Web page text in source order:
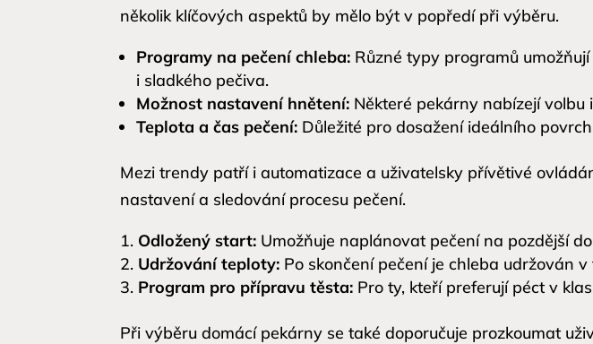
několik klíčových aspektů by mělo být v popředí při výběru.
Programy na pečení chleba: Různé typy programů
i sladkého pečiva.
Možnost nastavení hnětení: Některé pekárny nabízejí
Teplota a čas pečení: Důležité pro dosažení ideálního
Mezi trendy patří i automatizace a uživatelsky přívětivé
nastavení a sledování procesu pečení.
Odložený start: Umožňuje naplánovat pečení na pozdější
Udržování teploty: Po skončení pečení je chleba udržován
Program pro přípravu těsta: Pro ty, kteří preferují péct v
Při výběru domácí pekárny se také doporučuje prozkoumat